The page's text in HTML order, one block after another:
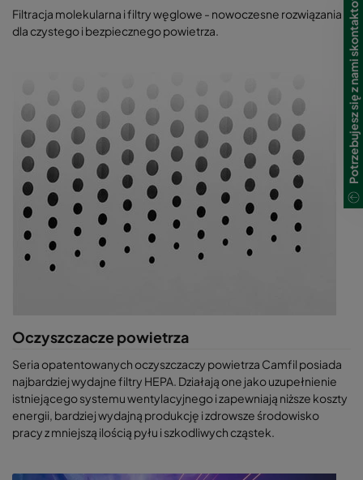
Filtracja molekularna i filtry węglowe - nowoczesne rozwiązania
dla czystego i bezpiecznego powietrza.
Oczyszczacze powietrza
Seria opatentowanych oczyszczaczy powietrza Camfil posiada
najbardziej wydajne filtry HEPA. Działają one jako uzupełnienie
istniejącego systemu wentylacyjnego i zapewniają niższe koszty
energii, bardziej wydajną produkcję i zdrowsze środowisko
pracy z mniejszą ilością pyłu i szkodliwych cząstek.
Potrzebujesz się z nami skontaktować?